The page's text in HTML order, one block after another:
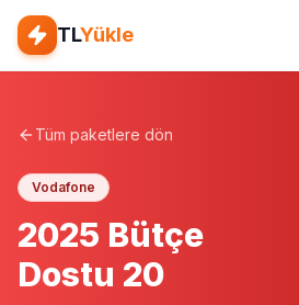
TLYükle
Tüm paketlere dön
Vodafone
2025 Bütçe
Dostu 20